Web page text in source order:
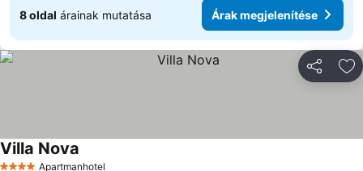
8 oldal árainak mutatása Árak megjelenítése
Apartmanhotel
Villa Nova